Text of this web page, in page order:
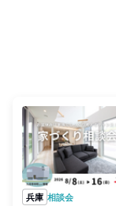
兵庫 相談会